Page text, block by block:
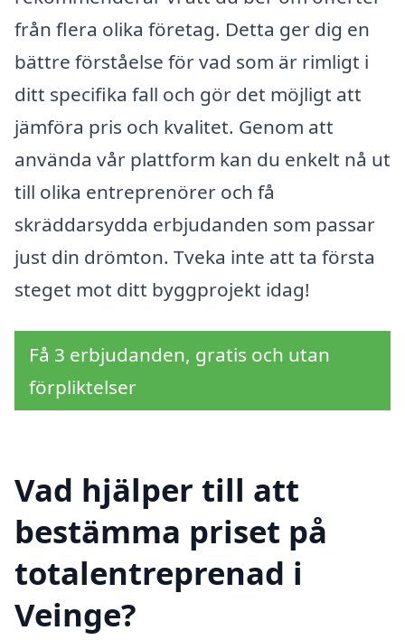
från flera olika företag. Detta ger dig en
bättre förståelse för vad som är rimligt i
ditt specifika fall och gör det möjligt att
jämföra pris och kvalitet. Genom att
använda vår plattform kan du enkelt nå ut
till olika entreprenörer och få
skräddarsydda erbjudanden som passar
just din drömton. Tveka inte att ta första
steget mot ditt byggprojekt idag!
Få 3 erbjudanden, gratis och utan
förpliktelser
Vad hjälper till att
bestämma priset på
totalentreprenad i
Veinge?